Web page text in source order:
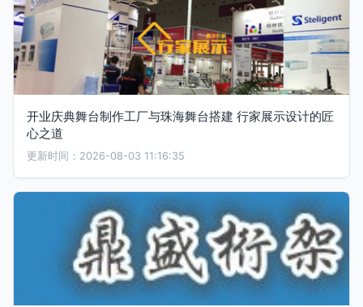
开业庆典舞台制作工厂与珠海舞台搭建 行家展示设计的匠
心之道
更新时间：2026-08-03 11:16:35